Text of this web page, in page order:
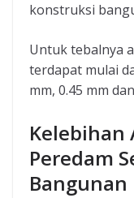
konstruksi
Untuk tebalnya
terdapat mulai
mm, 0.45 mm
Kelebihan
Peredam
Bangunan